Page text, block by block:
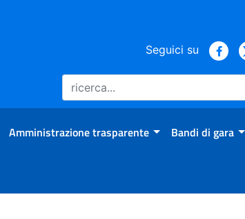
Seguici su
Amministrazione trasparente Bandi di gara